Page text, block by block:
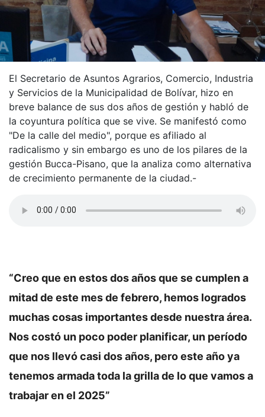
El Secretario de Asuntos Agrarios, Comercio, Industria
y Servicios de la Municipalidad de Bolívar, hizo en
breve balance de sus dos años de gestión y habló de
la coyuntura política que se vive. Se manifestó como
"De la calle del medio", porque es afiliado al
radicalismo y sin embargo es uno de los pilares de la
gestión Bucca-Pisano, que la analiza como alternativa
de crecimiento permanente de la ciudad.-
“Creo que en estos dos años que se cumplen a
mitad de este mes de febrero, hemos logrados
muchas cosas importantes desde nuestra área.
Nos costó un poco poder planificar, un período
que nos llevó casi dos años, pero este año ya
tenemos armada toda la grilla de lo que vamos a
trabajar en el 2025”